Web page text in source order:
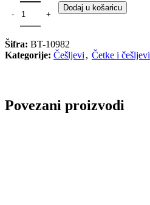
Češalj količina Dodaj u košaricu
Šifra: BT-10982
Kategorije: Češljevi , Četke i češljevi
Povezani proizvodi